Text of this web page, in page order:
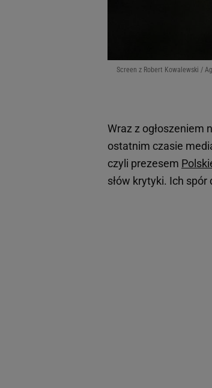
Screen z Robert Kowalewski /
Wraz z ogłoszeniem
ostatnim czasie
czyli prezesem
słów krytyki. Ich